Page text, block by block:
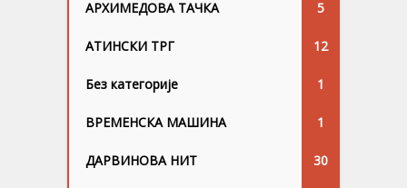
АРХИМЕДОВА ТАЧКА 5
АТИНСКИ ТРГ 12
Без категорије 1
ВРЕМЕНСКА МАШИНА 1
ДАРВИНОВА НИТ 30